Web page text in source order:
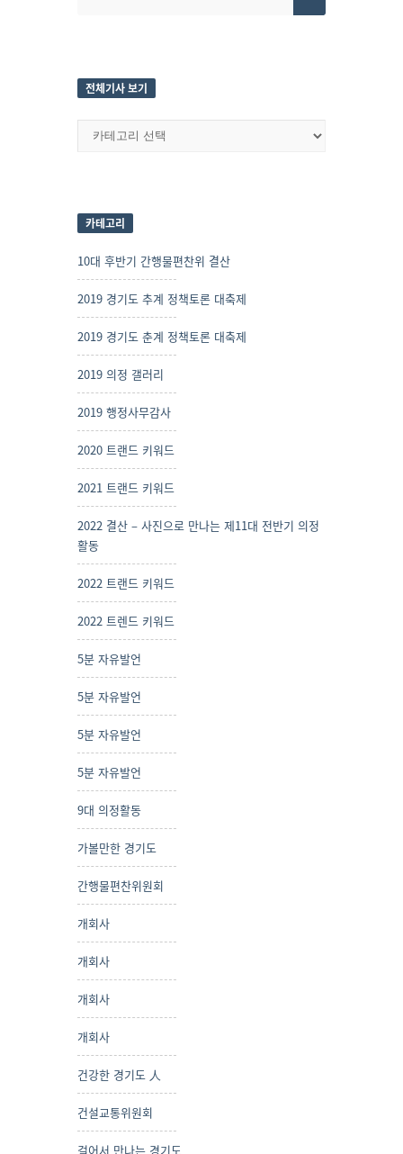
전체기사 보기
전
기카테고리
10대 후반기 간행물편찬위 결산
2019 경기도 추계 정책토론 대축제
2019 경기도 춘계 정책토론 대축제
2019 의정 갤러리
2019 행정사무감사
2020 트랜드 키워드
2021 트랜드 키워드
2022 결산 – 사진으로 만나는 제11대 전반기 의정
활동
2022 트랜드 키워드
2022 트렌드 키워드
5분 자유발언
5분 자유발언
5분 자유발언
5분 자유발언
9대 의정활동
가볼만한 경기도
간행물편찬위원회
개회사
개회사
개회사
개회사
건강한 경기도 人
건설교통위원회
걸어서 만나는 경기도